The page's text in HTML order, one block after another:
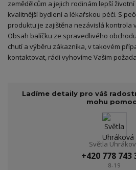
zemědělcům a jejich rodinám lepší
kvalitnější bydlení a lékařskou péči. S
produktu je zajištěna nezávislá kontrola
Obsah balíčku ze spravedlivého
chutí a výběru zákazníka, v takovém
kontaktovat, rádi vyhovíme Vašim
Ladíme detaily pro váš
mohu
Světla
+420 778 743
8-19